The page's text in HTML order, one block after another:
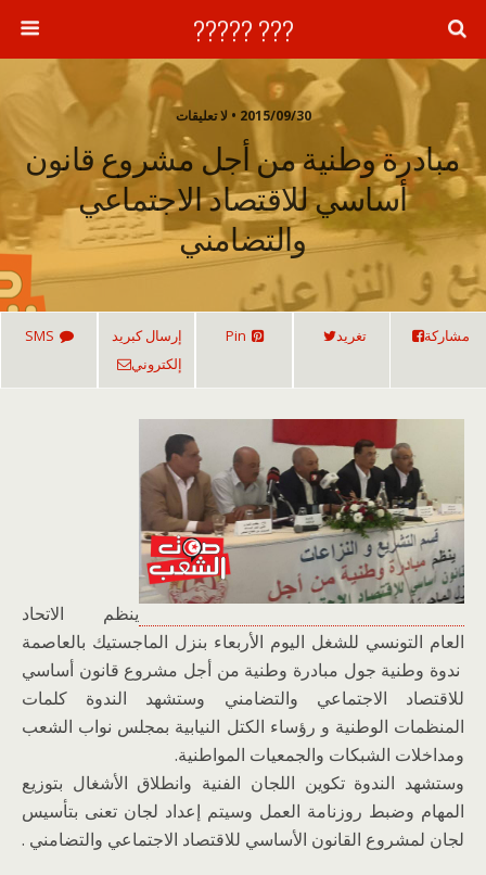
??? ?????
2015/09/30 • لا تعليقات
مبادرة وطنية من أجل مشروع قانون
أساسي للاقتصاد الاجتماعي
والتضامني
مشاركة تغريد Pin
إرسال كبريد
إلكتروني
SMS
ينظم الاتحاد
العام التونسي للشغل اليوم الأربعاء بنزل الماجستيك بالعاصمة
ندوة وطنية جول مبادرة وطنية من أجل مشروع قانون أساسي
للاقتصاد الاجتماعي والتضامني وستشهد الندوة كلمات
المنظمات الوطنية و رؤساء الكتل النيابية بمجلس نواب الشعب
ومداخلات الشبكات والجمعيات المواطنية.
وستشهد الندوة تكوين اللجان الفنية وانطلاق الأشغال بتوزيع
المهام وضبط روزنامة العمل وسيتم إعداد لجان تعنى بتأسيس
لجان لمشروع القانون الأساسي للاقتصاد الاجتماعي والتضامني .